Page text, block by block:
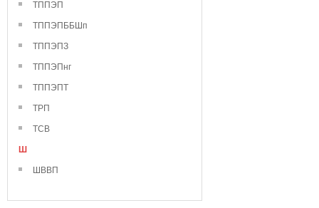
ТППЭП
ТППЭПББШп
ТППЭПЗ
ТППЭПнг
ТППЭПТ
ТРП
ТСВ
Ш
ШВВП